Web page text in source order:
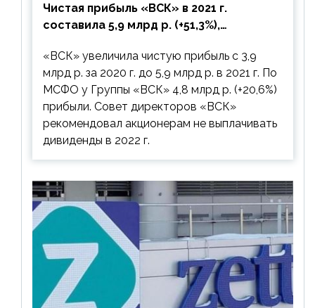
Чистая прибыль «ВСК» в 2021 г.
составила 5,9 млрд р. (+51,3%),
выплачивать
«ВСК» увеличила чистую прибыль с 3,9
млрд р. за 2020 г. до 5,9 млрд р. в 2021 г. По
МСФО у Группы «ВСК» 4,8 млрд р. (+20,6%)
прибыли. Совет директоров «ВСК»
рекомендовал акционерам не выплачивать
дивиденды в 2022 г.